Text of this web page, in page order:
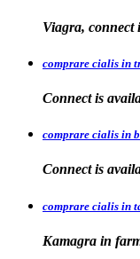
Viagra, connect
comprare cialis in
Connect is
comprare cialis in
Connect is
comprare cialis in
Kamagra in